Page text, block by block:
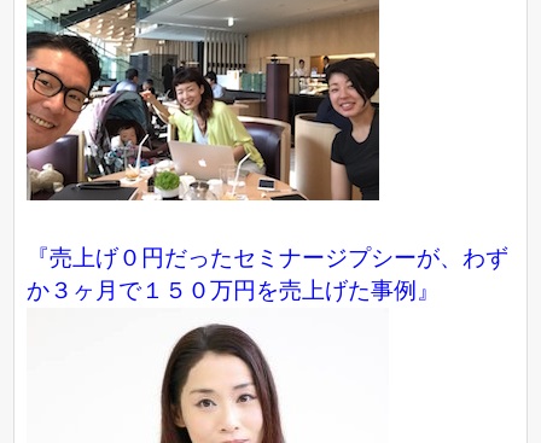
『売上げ０円だったセミナージプシーが、わず
か３ヶ月で１５０万円を売上げた事例』